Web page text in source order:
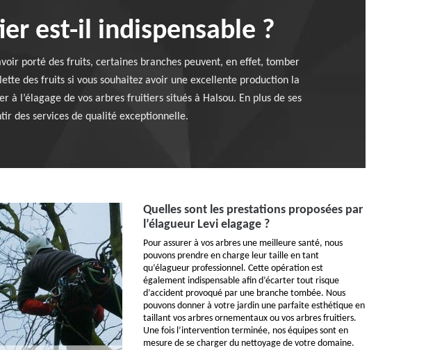
est-il indispensable ?
porté des fruits, certaines branches peuvent, en effet, tomber
des fruits si vous souhaitez avoir une excellente production la
l’élagage de vos arbres fruitiers situés à Halsou. En plus de ses
des services de qualité exceptionnelle.
Quelles sont les prestations proposées par
l’élagueur Levi elagage ?
Pour assurer à vos arbres une meilleure santé, nous
pouvons prendre en charge leur taille en tant
qu’élagueur professionnel. Cette opération est
également indispensable afin d’écarter tout risque
d’accident provoqué par une branche tombée. Nous
pouvons donner à votre jardin une parfaite esthétique en
taillant vos arbres ornementaux ou vos arbres fruitiers.
Une fois l’intervention terminée, nos équipes sont en
mesure de se charger du nettoyage de votre domaine.